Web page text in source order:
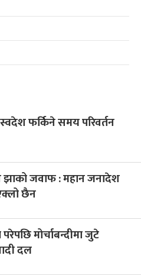
फर्किने समय परिवर्तन
झाको जवाफ : महान जनादेश
छैन
मोर्चाबन्दीमा जुटे
दल